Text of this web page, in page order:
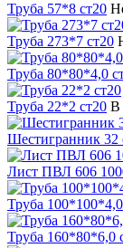
Труба 57*8 ст20
Труба 273*7 ст20
Труба 80*80*4,0
Труба 22*2 ст20 В
Шестигранник 32
Лист ПВЛ 606
Труба 100*100*4,0
Труба 160*80*6,0